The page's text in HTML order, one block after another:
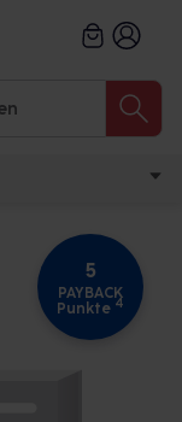
5
PAYBACK
Punkte 4